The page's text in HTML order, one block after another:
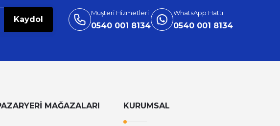
Kaydol
Müşteri Hizmetleri
0540 001 8134
WhatsApp Hattı
0540 001 8134
MAĞAZALARI KURUMSAL